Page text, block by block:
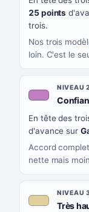
CE QUE CELA
25 points
trois.
Nos trois
loin. C'est le
NIVEAU
En tête des
d'avance sur
Accord
nette mais
NIVEAU
Très